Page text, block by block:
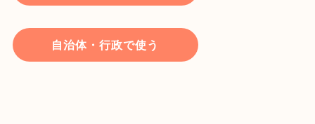
自治体・行政で使う